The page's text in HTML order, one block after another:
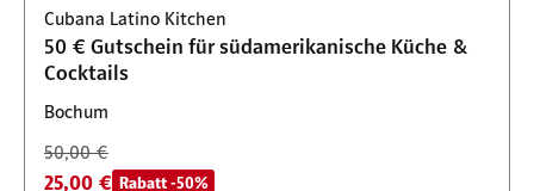
Verfügbar: 1 Stück
Verfügbar: 1 Stück
Verfügbar: 100 Stück
Cubana Latino Kitchen
50 € Gutschein für südamerikanische Küche &
Cocktails
Bochum
50,00 €
25,00 € Rabatt -50%